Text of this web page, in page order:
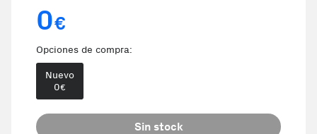
0€
Opciones de compra:
Nuevo
0€
Sin stock